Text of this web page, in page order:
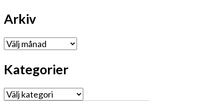
Arkiv
Arkiv
Kategorier
Kategorier